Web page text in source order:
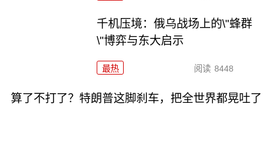
千机压境：俄乌战场上的\"蜂群
\"博弈与东大启示
最热 阅读 8448
算了不打了？特朗普这脚刹车，把全世界都晃吐了